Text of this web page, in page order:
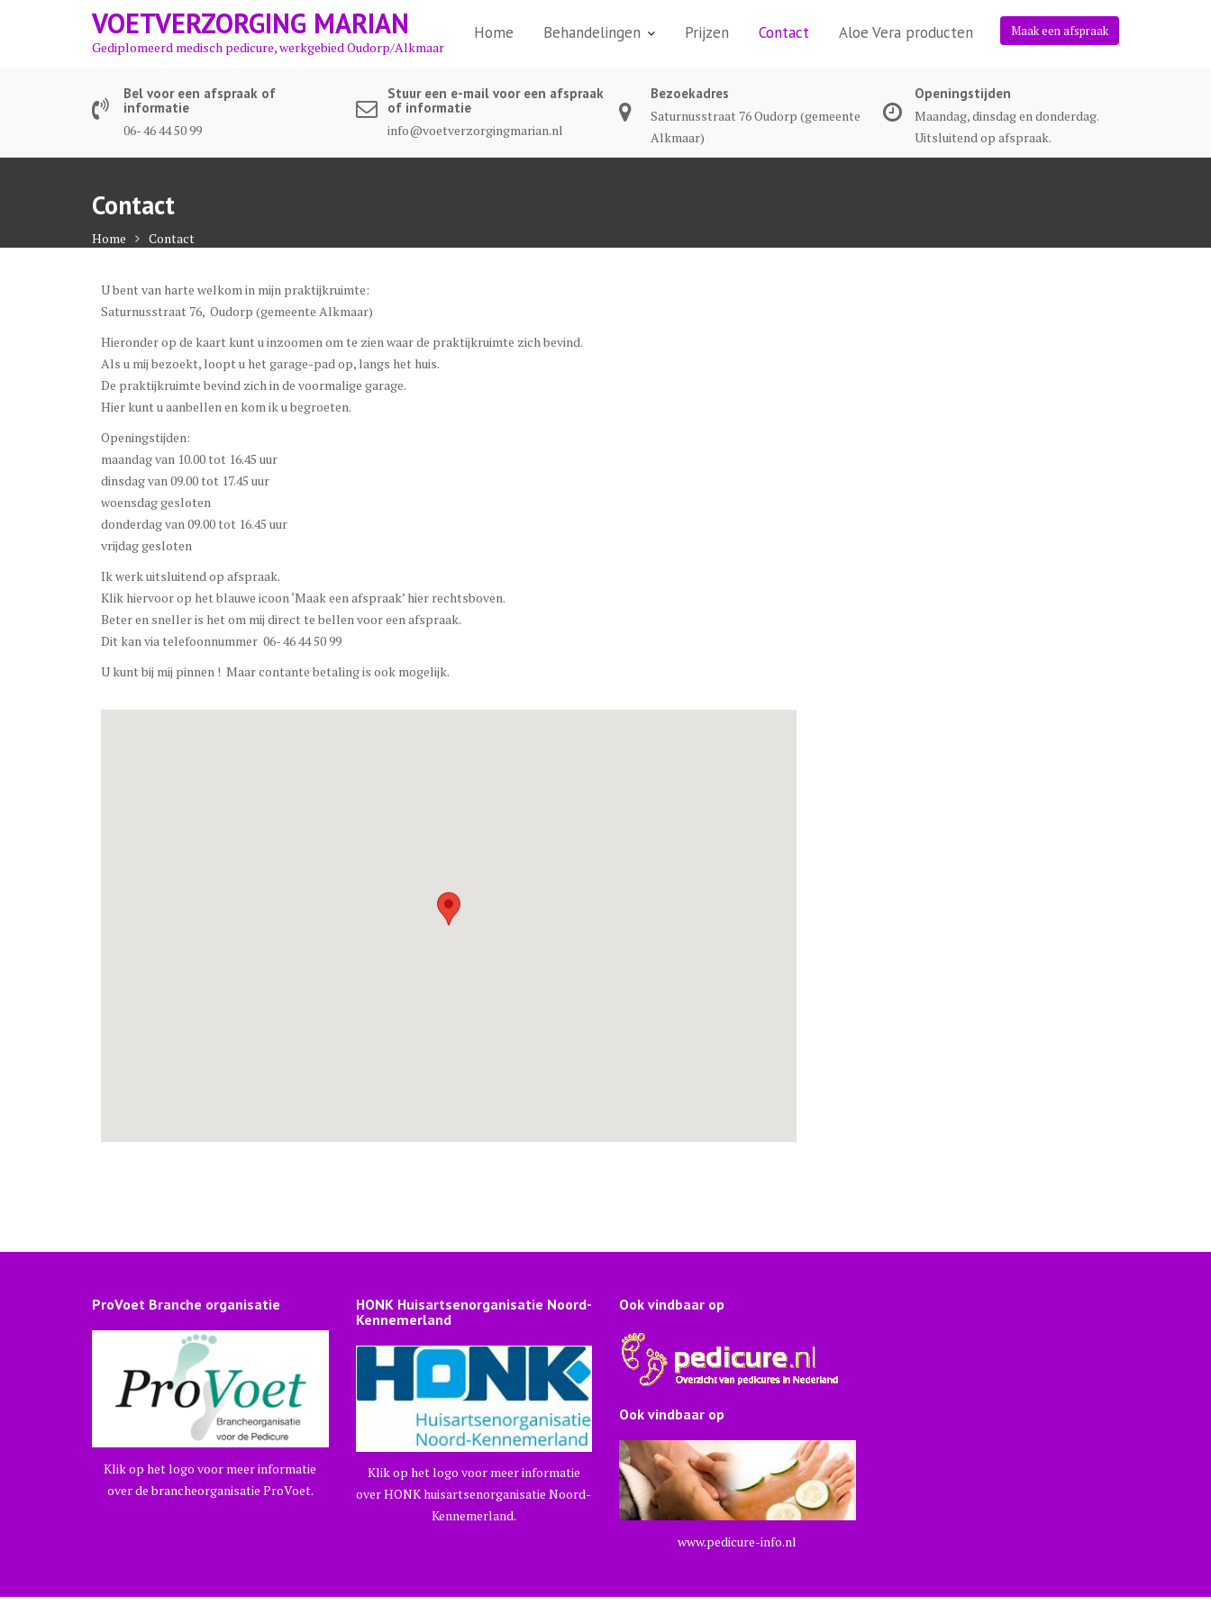
VOETVERZORGING MARIAN
Gediplomeerd medisch pedicure, werkgebied Oudorp/Alkmaar
Maak een afspraak
Home Behandelingen Prijzen Contact Aloe Vera producten
Bel voor een afspraak of
informatie
06- 46 44 50 99
Stuur een e-mail voor een afspraak
of informatie
info@voetverzorgingmarian.nl
Bezoekadres
Saturnusstraat 76 Oudorp (gemeente
Alkmaar)
Openingstijden
Maandag, dinsdag en donderdag.
Uitsluitend op afspraak.
Contact
Home Contact
U bent van harte welkom in mijn praktijkruimte:
Saturnusstraat 76, Oudorp (gemeente Alkmaar)
Hieronder op de kaart kunt u inzoomen om te zien waar de praktijkruimte zich bevind.
Als u mij bezoekt, loopt u het garage-pad op, langs het huis.
De praktijkruimte bevind zich in de voormalige garage.
Hier kunt u aanbellen en kom ik u begroeten.
Openingstijden:
maandag van 10.00 tot 16.45 uur
dinsdag van 09.00 tot 17.45 uur
woensdag gesloten
donderdag van 09.00 tot 16.45 uur
vrijdag gesloten
Ik werk uitsluitend op afspraak.
Klik hiervoor op het blauwe icoon ‘Maak een afspraak’ hier rechtsboven.
Beter en sneller is het om mij direct te bellen voor een afspraak.
Dit kan via telefoonnummer 06- 46 44 50 99
U kunt bij mij pinnen ! Maar contante betaling is ook mogelijk.
ProVoet Branche organisatie
Klik op het logo voor meer informatie
over de brancheorganisatie ProVoet.
HONK Huisartsenorganisatie Noord-
Kennemerland
Klik op het logo voor meer informatie
over HONK huisartsenorganisatie Noord-
Kennemerland.
Ook vindbaar op
Ook vindbaar op
www.pedicure-info.nl